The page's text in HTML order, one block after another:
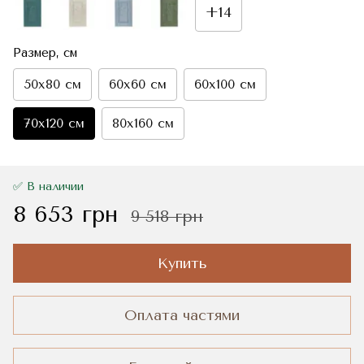
+14
Размер, см
50x80 см 60x60 см 60x100 см
70x120 см 80x160 см
✅ В наличии
8 653 грн 9 518 грн
Купить
Оплата частями